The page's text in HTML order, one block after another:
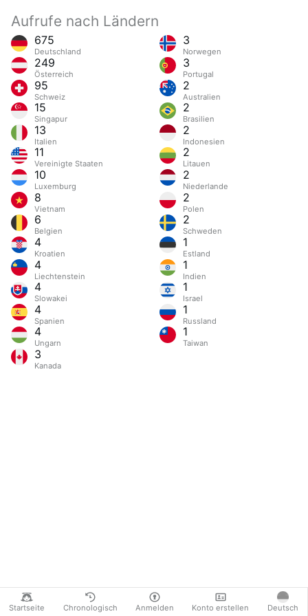
Startseite Chronologisch Anmelden Konto erstellen Deutsch
Aufrufe nach Ländern
675
Deutschland
249
Österreich
95
Schweiz
15
Singapur
13
Italien
11
Vereinigte Staaten
10
Luxemburg
8
Vietnam
6
Belgien
4
Kroatien
4
Liechtenstein
4
Slowakei
4
Spanien
4
Ungarn
3
Kanada
3
Norwegen
3
Portugal
2
Australien
2
Brasilien
2
Indonesien
2
Litauen
2
Niederlande
2
Polen
2
Schweden
1
Estland
1
Indien
1
Israel
1
Russland
1
Taiwan